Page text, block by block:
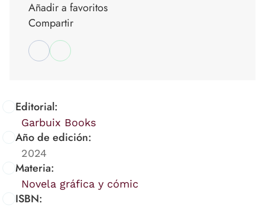
Editorial:
Garbuix Books
Año de edición:
2024
Materia:
Novela gráfica y cómic
ISBN:
Añadir a favoritos
Compartir